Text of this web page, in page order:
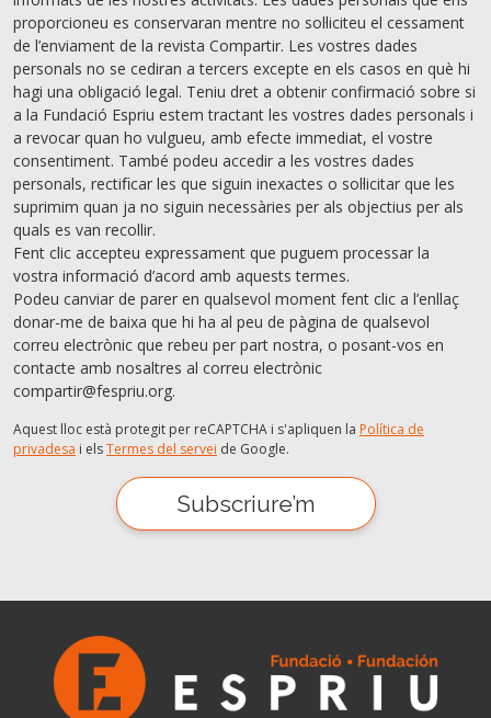
proporcioneu es conservaran mentre no sol·liciteu el cessament
de l’enviament de la revista Compartir. Les vostres dades
personals no se cediran a tercers excepte en els casos en què hi
hagi una obligació legal. Teniu dret a obtenir confirmació sobre si
a la Fundació Espriu estem tractant les vostres dades personals i
a revocar quan ho vulgueu, amb efecte immediat, el vostre
consentiment. També podeu accedir a les vostres dades
personals, rectiﬁcar les que siguin inexactes o sol·licitar que les
suprimim quan ja no siguin necessàries per als objectius per als
quals es van recollir.
Fent clic accepteu expressament que puguem processar la
vostra informació d’acord amb aquests termes.
Podeu canviar de parer en qualsevol moment fent clic a l’enllaç
donar-me de baixa que hi ha al peu de pàgina de qualsevol
correu electrònic que rebeu per part nostra, o posant-vos en
contacte amb nosaltres al correu electrònic
compartir@fespriu.org.
Aquest lloc està protegit per reCAPTCHA i s'apliquen la Política de
privadesa i elsTermes del servei de Google.